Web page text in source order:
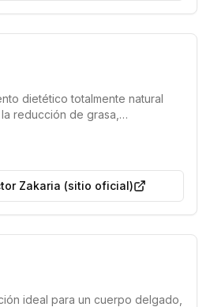
dietético totalmente natural
reducción de grasa,
vida activo. Su fórmula ayuda
Zakaria (sitio oficial)
ideal para un cuerpo delgado,